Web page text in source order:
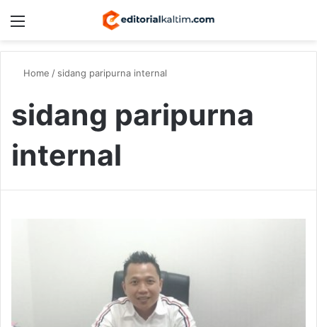
Home / sidang paripurna internal
sidang paripurna
internal